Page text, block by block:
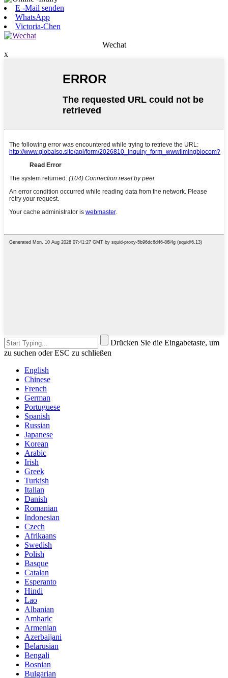
E -Mail senden
WhatsApp
Victoria-Chen
Wechat
x
Drücken Sie die Eingabetaste, um
zu suchen oder ESC zu schließen
English
Chinese
French
German
Portuguese
Spanish
Russian
Japanese
Korean
Arabic
Irish
Greek
Turkish
Italian
Danish
Romanian
Indonesian
Czech
Afrikaans
Swedish
Polish
Basque
Catalan
Esperanto
Hindi
Lao
Albanian
Amharic
Armenian
Azerbaijani
Belarusian
Bengali
Bosnian
Bulgarian